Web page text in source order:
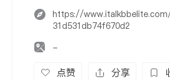
https://
31d531db74f670d2
-
点赞 分享